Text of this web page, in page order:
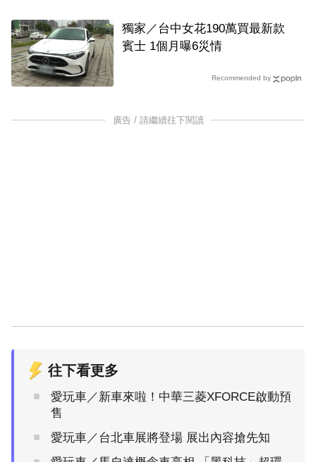
獨家／台中女花190萬買最新款
賓士 1個月曝6災情
Recommended by
廣告 / 請繼續往下閱讀
往下看更多
愛玩車／新車來啦！中華三菱XFORCE啟動預
售
愛玩車／台北車展將登場 展出內容搶先知